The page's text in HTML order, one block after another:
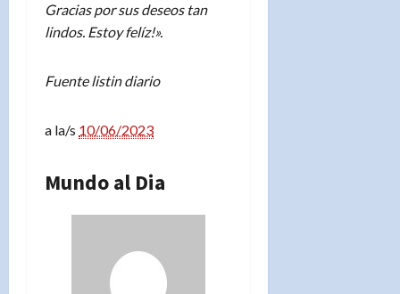
Gracias por sus deseos tan
lindos. Estoy felíz!».
Fuente listin diario
a la/s 10/06/2023
Mundo al Dia